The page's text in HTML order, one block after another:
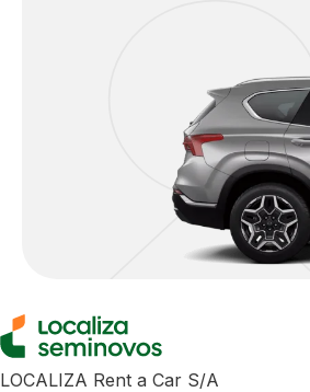
LOCALIZA Rent a Car S/A